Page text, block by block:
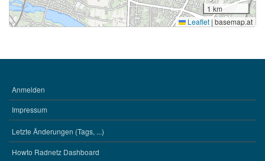
1 km
Leaflet | basemap.at
BENUTZERMENÜ
Anmelden
Impressum
WERKZEUGE
Letzte Änderungen (Tags, ...)
Howto Radnetz Dashboard